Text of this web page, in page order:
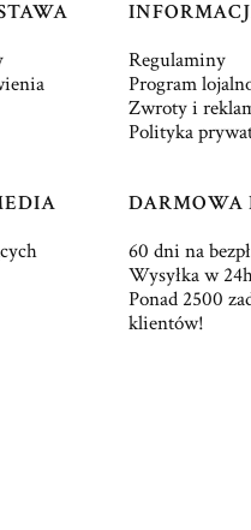
Regulaminy
Program
Zwroty i
Polityka
DARMOWA
60 dni na
Wysyłka w
Ponad 2500
klientów!